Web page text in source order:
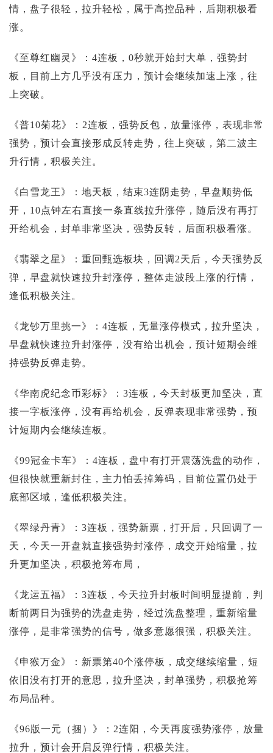
情，盘子很轻，拉升轻松，属于高控品种，后期积极看
涨。
《至尊红幽灵》：4连板，0秒就开始封大单，强势封
板，目前上方几乎没有压力，预计会继续加速上涨，往
上突破。
《普10菊花》：2连板，强势反包，放量涨停，表现非常
强势，预计会直接形成反转走势，往上突破，第二波主
升行情，积极关注。
《白雪龙王》：地天板，结束3连阴走势，早盘顺势低
开，10点钟左右直接一条直线拉升涨停，随后没有再打
开给机会，封单非常坚决，强势反转，后面积极看涨。
《翡翠之星》：重回甄选板块，回调2天后，今天强势反
弹，早盘就快速拉升封涨停，整体走波段上涨的行情，
逢低积极关注。
《龙钞万里挑一》：4连板，无量涨停模式，拉升坚决，
早盘就快速拉升封涨停，没有给出机会，预计短期会维
持强势反弹走势。
《华南虎纪念币彩标》：3连板，今天封板更加坚决，直
接一字板涨停，没有再给机会，反弹表现非常强势，预
计短期内会继续连板。
《99冠金卡车》：4连板，盘中有打开震荡洗盘的动作，
但很快就重新封住，主力怕丢掉筹码，目前位置仍处于
底部区域，逢低积极关注。
《翠绿丹青》：3连板，强势新票，打开后，只回调了一
天，今天一开盘就直接强势封涨停，成交开始缩量，拉
升更加坚决，积极抢筹布局，
《龙运五福》：3连板，今天拉升封板时间明显提前，判
断前两日为强势的洗盘走势，经过洗盘整理，重新缩量
涨停，是非常强势的信号，做多意愿很强，积极关注。
《申猴万金》：新票第40个涨停板，成交继续缩量，短
依旧没有打开的意思，拉升坚决，封单强势，积极抢筹
布局品种。
《96版一元（捆）》：2连阳，今天再度强势涨停，放量
拉升，预计会开启反弹行情，积极关注。